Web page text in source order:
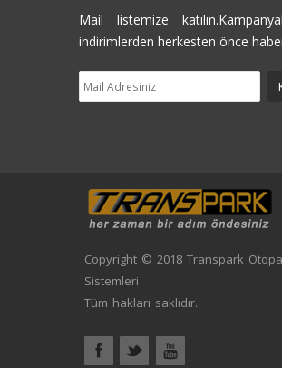
Mail listemize
indirimlerden herkesten önce
Copyright © 2018 Transpark
Sistemleri
Tüm hakları saklıdır.